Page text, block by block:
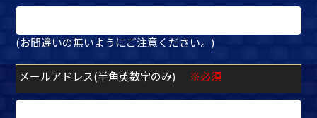
(お間違いの無いようにご注意ください。)
メールアドレス(半角英数字のみ) ※必須